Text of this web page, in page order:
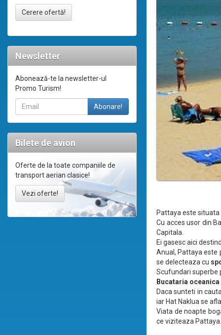
Cerere ofertă!
Newsletter
Abonează-te la newsletter-ul
Promo Turism!
Bilete de avion
Oferte de la toate companiile de
transport aerian clasice!
Vezi oferte!
Pattaya este
Cu acces usor din
Capitala.
Ei gasesc aici
Anual, Pattaya este
se delecteaza cu
Scufundari superbe
Bucataria
Daca sunteti in
iar Hat Naklua se
Viata de noapte
ce viziteaza Pattaya.